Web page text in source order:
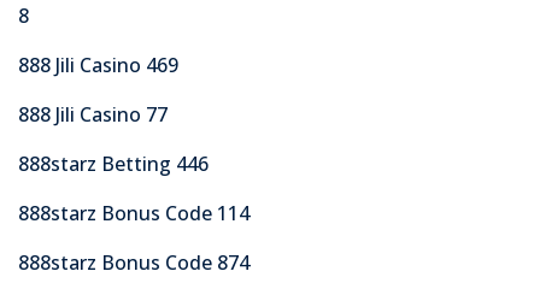
8
888 Jili Casino 469
888 Jili Casino 77
888starz Betting 446
888starz Bonus Code 114
888starz Bonus Code 874